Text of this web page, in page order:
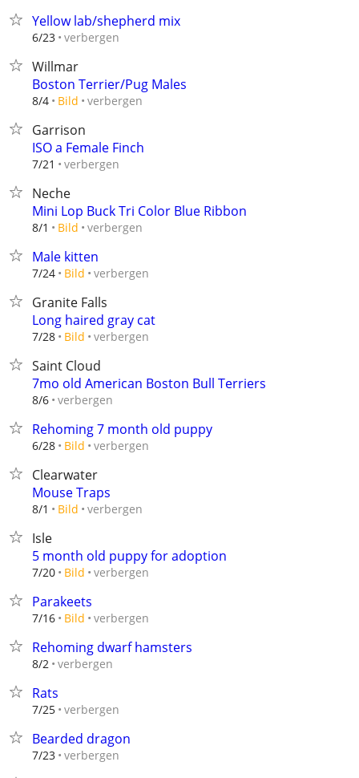
Yellow lab/shepherd mix
6/23 verbergen
Willmar
Boston Terrier/Pug Males
8/4 Bild verbergen
Garrison
ISO a Female Finch
7/21 verbergen
Neche
Mini Lop Buck Tri Color Blue Ribbon
8/1 Bild verbergen
Male kitten
7/24 Bild verbergen
Granite Falls
Long haired gray cat
7/28 Bild verbergen
Saint Cloud
7mo old American Boston Bull Terriers
8/6 verbergen
Rehoming 7 month old puppy
6/28 Bild verbergen
Clearwater
Mouse Traps
8/1 Bild verbergen
Isle
5 month old puppy for adoption
7/20 Bild verbergen
Parakeets
7/16 Bild verbergen
Rehoming dwarf hamsters
8/2 verbergen
Rats
7/25 verbergen
Bearded dragon
7/23 verbergen